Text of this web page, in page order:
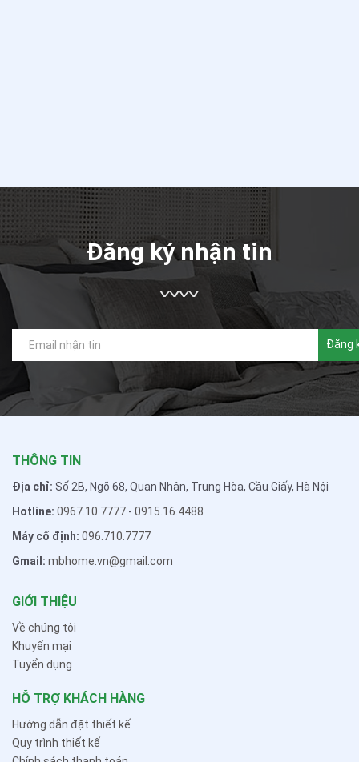
Đăng ký nhận tin
Đăng
THÔNG TIN
Địa chỉ: Số 2B, Ngõ 68, Quan Nhân, Trung Hòa, Cầu Giấy, Hà Nội
Hotline: 0967.10.7777 - 0915.16.4488
Máy cố định: 096.710.7777
Gmail: mbhome.vn@gmail.com
GIỚI THIỆU
Về chúng tôi
Khuyến mại
Tuyển dụng
HỖ TRỢ KHÁCH HÀNG
Hướng dẫn đặt thiết kế
Quy trình thiết kế